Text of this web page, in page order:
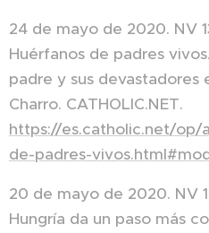
24 de mayo de 2020. NV
Huérfanos de padres
padre y sus devastadores
Charro. CATHOLIC.NET.
https://es.catholic.net/op/
de-padres-
20 de mayo de 2020. NV
Hungría da un paso más